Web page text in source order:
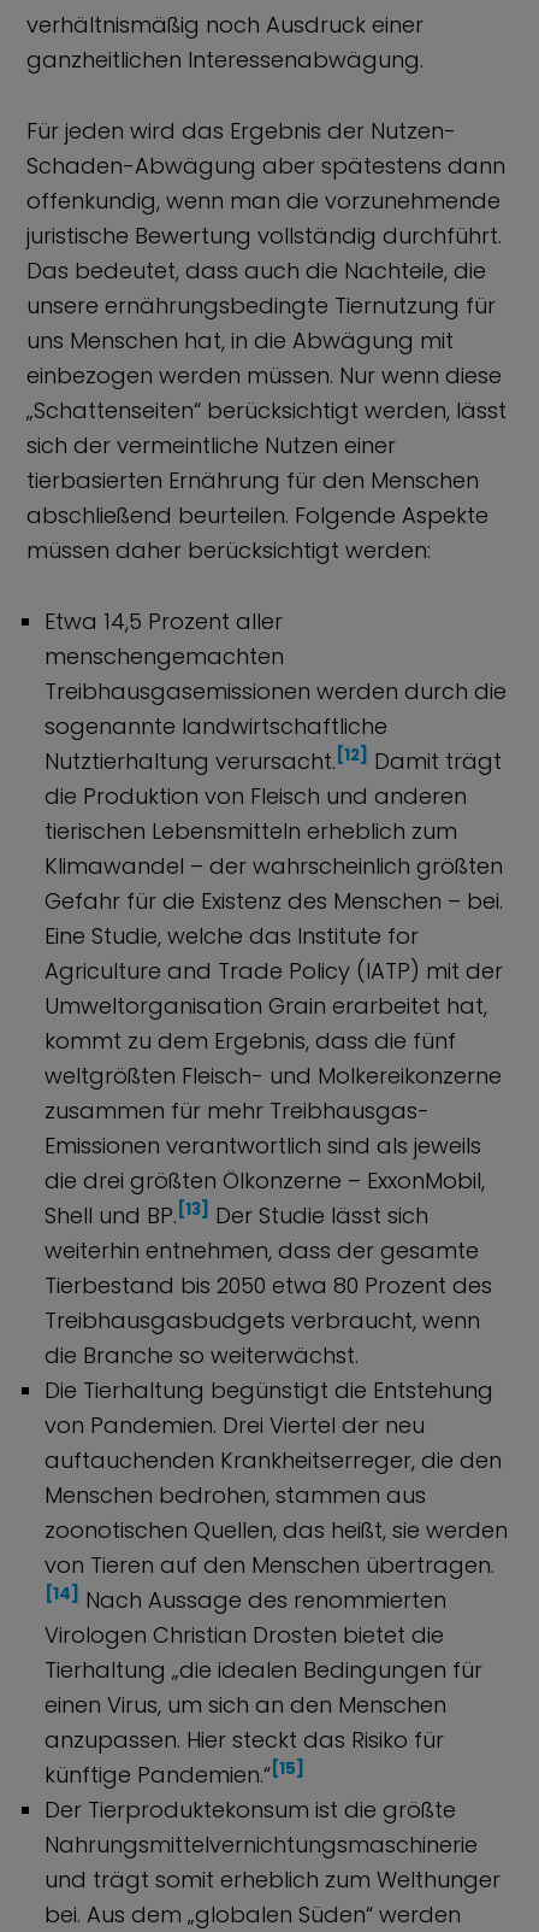
verhältnismäßig noch Ausdruck einer
ganzheitlichen Interessenabwägung.
Für jeden wird das Ergebnis der Nutzen-
Schaden-Abwägung aber spätestens dann
offenkundig, wenn man die vorzunehmende
juristische Bewertung vollständig durchführt.
Das bedeutet, dass auch die Nachteile, die
unsere ernährungsbedingte Tiernutzung für
uns Menschen hat, in die Abwägung mit
einbezogen werden müssen. Nur wenn diese
„Schattenseiten“ berücksichtigt werden, lässt
sich der vermeintliche Nutzen einer
tierbasierten Ernährung für den Menschen
abschließend beurteilen. Folgende Aspekte
müssen daher berücksichtigt werden:
Etwa 14,5 Prozent aller
menschengemachten
Treibhausgasemissionen werden durch die
sogenannte landwirtschaftliche
Nutztierhaltung verursacht. [12] Damit trägt
die Produktion von Fleisch und anderen
tierischen Lebensmitteln erheblich zum
Klimawandel – der wahrscheinlich größten
Gefahr für die Existenz des Menschen – bei.
Eine Studie, welche das Institute for
Agriculture and Trade Policy (IATP) mit der
Umweltorganisation Grain erarbeitet hat,
kommt zu dem Ergebnis, dass die fünf
weltgrößten Fleisch- und Molkereikonzerne
zusammen für mehr Treibhausgas-
Emissionen verantwortlich sind als jeweils
die drei größten Ölkonzerne – ExxonMobil,
Shell und BP. [13] Der Studie lässt sich
weiterhin entnehmen, dass der gesamte
Tierbestand bis 2050 etwa 80 Prozent des
Treibhausgasbudgets verbraucht, wenn
die Branche so weiterwächst.
Die Tierhaltung begünstigt die Entstehung
von Pandemien. Drei Viertel der neu
auftauchenden Krankheitserreger, die den
Menschen bedrohen, stammen aus
zoonotischen Quellen, das heißt, sie werden
von Tieren auf den Menschen übertragen.
[14] Nach Aussage des renommierten
Virologen Christian Drosten bietet die
Tierhaltung „die idealen Bedingungen für
einen Virus, um sich an den Menschen
anzupassen. Hier steckt das Risiko für
künftige Pandemien.“ [15]
Der Tierproduktekonsum ist die größte
Nahrungsmittelvernichtungsmaschinerie
und trägt somit erheblich zum Welthunger
bei. Aus dem „globalen Süden“ werden